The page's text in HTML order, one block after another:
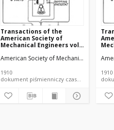
Transactions of the
American Society of
Mechanical Engineers vol.
American Society of Mechanical
1910
dokument piśmienniczy czasopismo
1910